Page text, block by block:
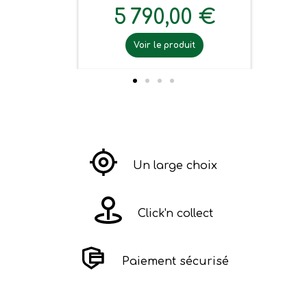
5 790,00 €
Voir le produit
Un large choix
Click'n collect
Paiement sécurisé